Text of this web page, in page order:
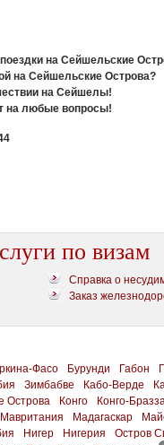
поездки на Сейшельские
на Сейшельские Острова?
на Сейшелы!
на любые вопросы!
по визам
Справка о
Заказ
Фасо Бурунди Габон
Зимбабве Кабо-Верде
Острова Конго
Конго-
Мавритания Мадагаскар
Нигер Нигерия
Остров